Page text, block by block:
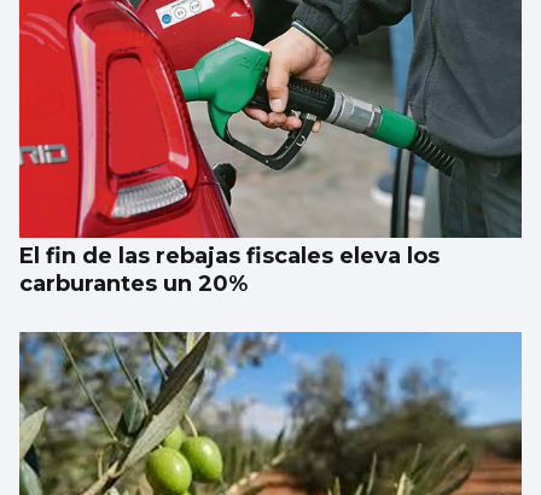
El fin de las rebajas fiscales eleva los
carburantes un 20%